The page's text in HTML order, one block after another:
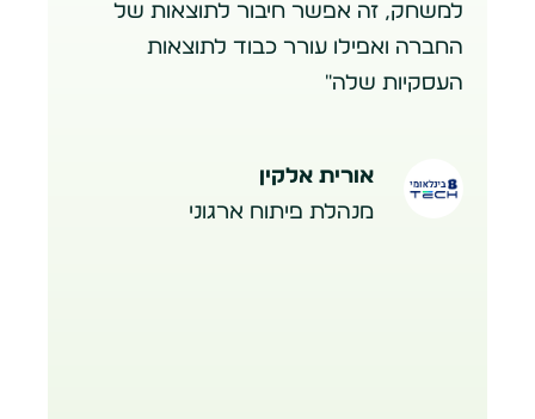
למשחק, זה אפשר חיבור לתוצאות של
החברה ואפילו עורר כבוד לתוצאות
העסקיות שלה"
אורית אלקין
מנהלת פיתוח ארגוני